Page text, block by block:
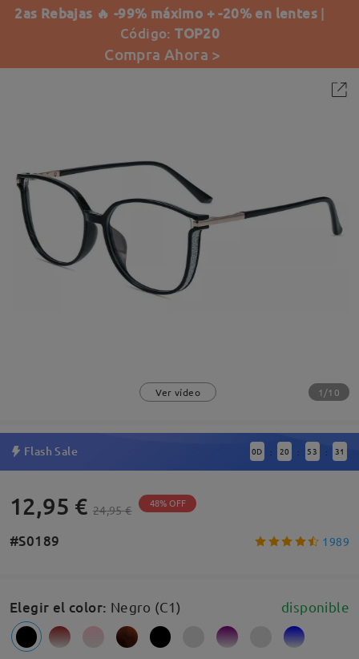
2as Rebajas 🔥 -99% máximo + -20% en lentes |
Código:TOP20
Compra Ahora >
Ver vídeo 1/10
Flash Sale 0D : 20 : 53 : 30
12,95 € 24,95 € 48% OFF
#S0189 1989
Elegir el color: Negro (C1) disponible